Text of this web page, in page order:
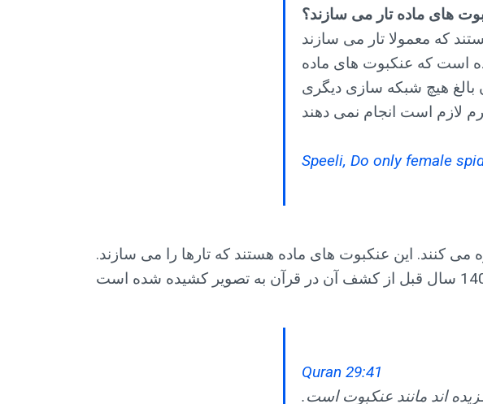
های ماده تار می سازند؟
است که عنکبوت های ماده
بالغ هیچ شبکه سازی دیگری
Speeli, Do only female
کنند. این عنکبوت های ماده هستند که تارها را می سازند.
Quran 29:41
اند مانند عنکبوت است.